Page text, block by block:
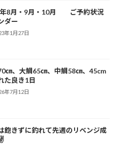
8月・9月・10月 ご予約状況
ダー
年1月27日
㎝、大鯛65㎝、中鯛58㎝、45cm
た良き1日
年7月12日
飽きずに釣れて先週のリベンジ成